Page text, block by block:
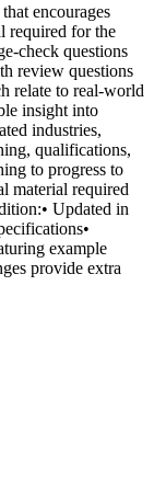
encourages
required for the
check questions
review questions
relate to real-world
insight into
industries,
qualifications,
to progress to
material required
Updated in
example
provide extra